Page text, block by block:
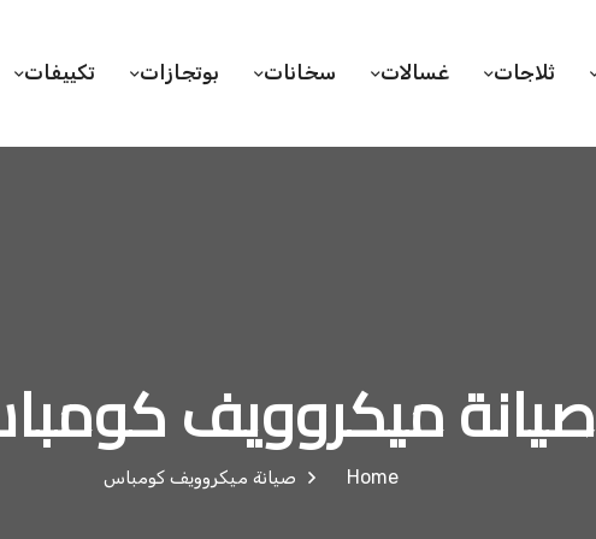
ثلاجات غسالات سخانات بوتجازات تكييفات
صيانة ميكروويف
Home صيانة ميكروويف كومباس